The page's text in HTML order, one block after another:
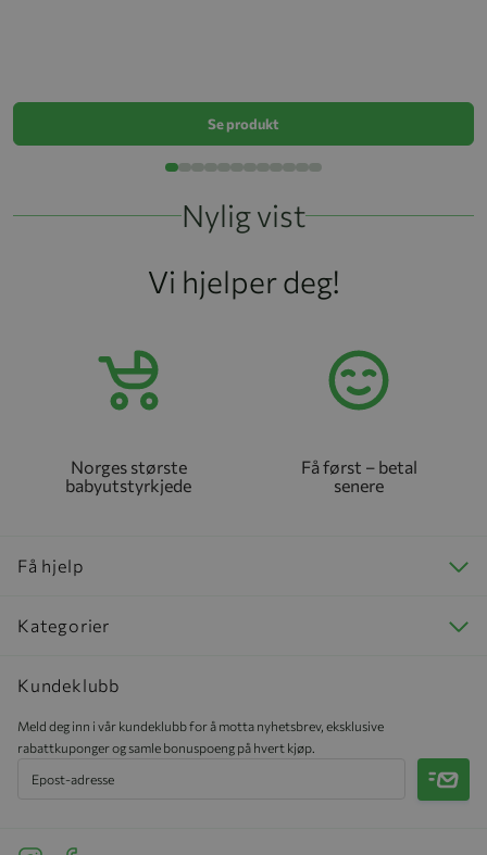
Se produkt
Nylig vist
Vi hjelper deg!
Norges største
babyutstyrkjede
Få først – betal
senere
Få hjelp
Kategorier
Kundeklubb
Meld deg inn i vår kundeklubb for å motta nyhetsbrev, eksklusive
rabattkuponger og samle bonuspoeng på hvert kjøp.
Meld